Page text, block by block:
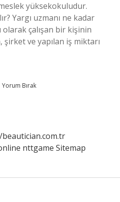
yüksekokuludur.
Yargı uzmanı ne kadar
olarak çalışan bir kişinin
şirket ve yapılan iş miktarı
Yorum Bırak
nttgame Sitemap